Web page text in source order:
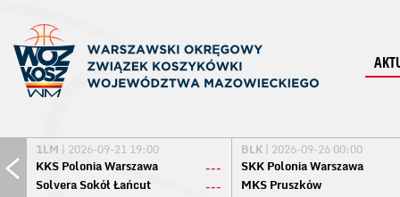
1LM | 2026-09-21 19:00
KKS Polonia Warszawa
---
Solvera Sokół Łańcut
---
BLK | 2026-09-26 00:00
SKK Polonia Warszawa
MKS Pruszków